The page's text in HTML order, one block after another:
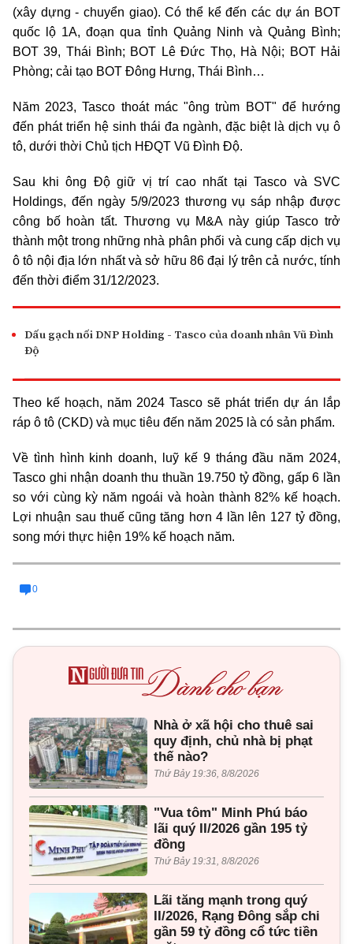
(xây dựng - chuyển giao). Có thể kể đến các dự án BOT
quốc lộ 1A, đoạn qua tỉnh Quảng Ninh và Quảng Bình;
BOT 39, Thái Bình; BOT Lê Đức Thọ, Hà Nội; BOT Hải
Phòng; cải tạo BOT Đông Hưng, Thái Bình…
Năm 2023, Tasco thoát mác "ông trùm BOT" để hướng
đến phát triển hệ sinh thái đa ngành, đặc biệt là dịch vụ ô
tô, dưới thời Chủ tịch HĐQT Vũ Đình Độ.
Sau khi ông Độ giữ vị trí cao nhất tại Tasco và SVC
Holdings, đến ngày 5/9/2023 thương vụ sáp nhập được
công bố hoàn tất. Thương vụ M&A này giúp Tasco trở
thành một trong những nhà phân phối và cung cấp dịch vụ
ô tô nội địa lớn nhất và sở hữu 86 đại lý trên cả nước, tính
đến thời điểm 31/12/2023.
Dấu gạch nối DNP Holding - Tasco của doanh nhân Vũ Đình
Độ
Theo kế hoạch, năm 2024 Tasco sẽ phát triển dự án lắp
ráp ô tô (CKD) và mục tiêu đến năm 2025 là có sản phẩm.
Về tình hình kinh doanh, luỹ kế 9 tháng đầu năm 2024,
Tasco ghi nhận doanh thu thuần 19.750 tỷ đồng, gấp 6 lần
so với cùng kỳ năm ngoái và hoàn thành 82% kế hoạch.
Lợi nhuận sau thuế cũng tăng hơn 4 lần lên 127 tỷ đồng,
song mới thực hiện 19% kế hoạch năm.
0
Nhà ở xã hội cho thuê sai
quy định, chủ nhà bị phạt
thế nào?
Thứ Bảy 19:36, 8/8/2026
"Vua tôm" Minh Phú báo
lãi quý II/2026 gần 195 tỷ
đồng
Thứ Bảy 19:31, 8/8/2026
Lãi tăng mạnh trong quý
II/2026, Rạng Đông sắp chi
gần 59 tỷ đồng cổ tức tiền